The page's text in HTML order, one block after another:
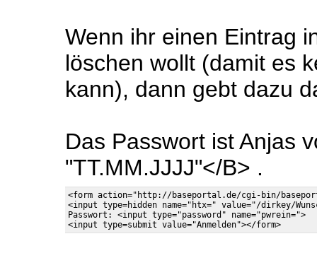
Wenn ihr einen Eintrag
löschen wollt (damit es
kann), dann gebt dazu
Das Passwort ist Anjas
"TT.MM.JJJJ"</B> .
<form action="http://baseportal.de/cgi-bin/
<input type=hidden name="htx=" value="/dirkey/
Passwort: <input type="password" name="pwrein=">